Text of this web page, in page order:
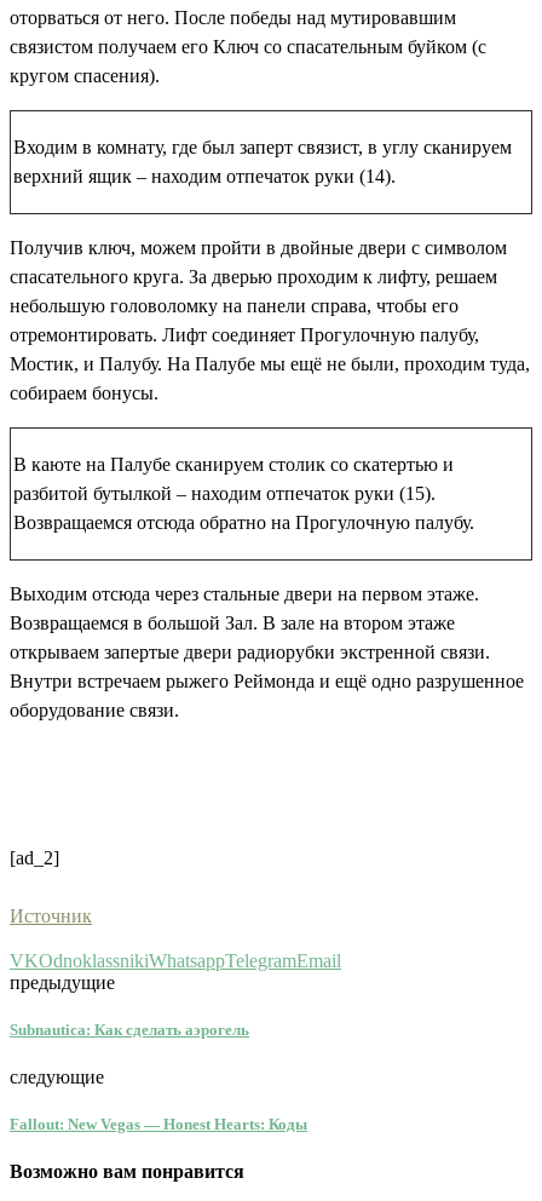
оторваться от него. После победы над мутировавшим
связистом получаем его Ключ со спасательным буйком (с
кругом спасения).
Входим в комнату, где был заперт связист, в углу сканируем
верхний ящик – находим отпечаток руки (14).
Получив ключ, можем пройти в двойные двери с символом
спасательного круга. За дверью проходим к лифту, решаем
небольшую головоломку на панели справа, чтобы его
отремонтировать. Лифт соединяет Прогулочную палубу,
Мостик, и Палубу. На Палубе мы ещё не были, проходим туда,
собираем бонусы.
В каюте на Палубе сканируем столик со скатертью и
разбитой бутылкой – находим отпечаток руки (15).
Возвращаемся отсюда обратно на Прогулочную палубу.
Выходим отсюда через стальные двери на первом этаже.
Возвращаемся в большой Зал. В зале на втором этаже
открываем запертые двери радиорубки экстренной связи.
Внутри встречаем рыжего Реймонда и ещё одно разрушенное
оборудование связи.
[ad_2]
Источник
VKOdnoklassnikiWhatsappTelegramEmail
предыдущие
Subnautica: Как сделать аэрогель
следующие
Fallout: New Vegas — Honest Hearts: Коды
Возможно вам понравится